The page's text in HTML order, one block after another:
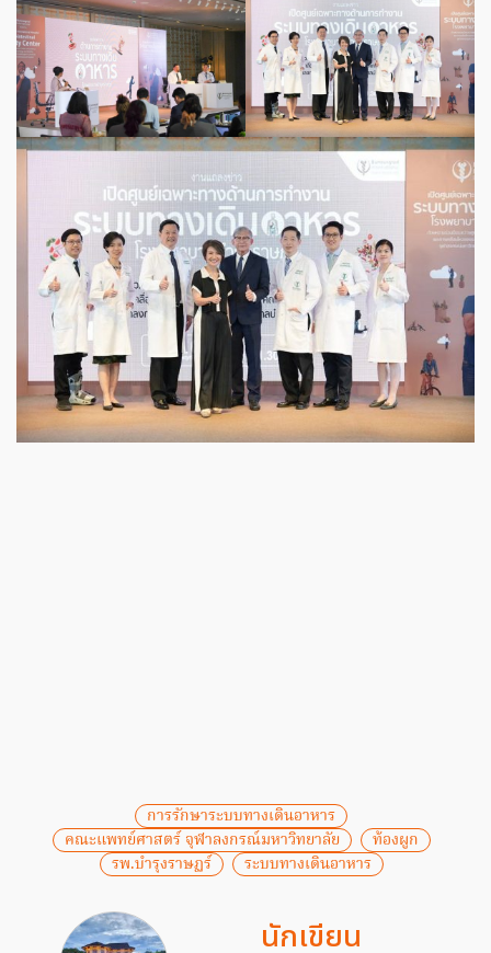
การรักษาระบบทางเดินอาหาร
คณะแพทย์ศาสตร์ จุฬาลงกรณ์มหาวิทยาลัย
ท้องผูก
รพ.บำรุงราษฏร์
ระบบทางเดินอาหาร
นักเขียน